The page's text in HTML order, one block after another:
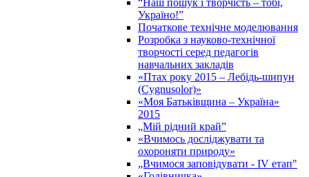
“Наш пошук і творчість – тобі,
Україно!”
Початкове технічне моделювання
Розробка з науково-технічної
творчості серед педагогів
навчальних закладів
«Птах року 2015 – Лебідь-шипун
(Cygnusolor)»
«Моя Батьківщина – Україна»
2015
„Мій рідний край”
«Вчимось досліджувати та
охороняти природу»
„Вчимося заповідувати - ІV етап"